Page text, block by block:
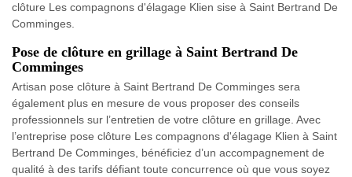
clôture Les compagnons d'élagage Klien sise à Saint Bertrand De
Comminges.
Pose de clôture en grillage à Saint Bertrand De
Comminges
Artisan pose clôture à Saint Bertrand De Comminges sera
également plus en mesure de vous proposer des conseils
professionnels sur l’entretien de votre clôture en grillage. Avec
l’entreprise pose clôture Les compagnons d'élagage Klien à Saint
Bertrand De Comminges, bénéficiez d’un accompagnement de
qualité à des tarifs défiant toute concurrence où que vous soyez